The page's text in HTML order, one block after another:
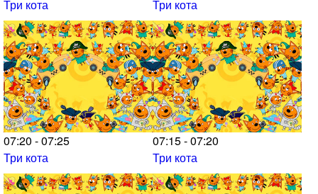
Три кота
Три кота
07:20 - 07:25
Три кота
07:15 - 07:20
Три кота